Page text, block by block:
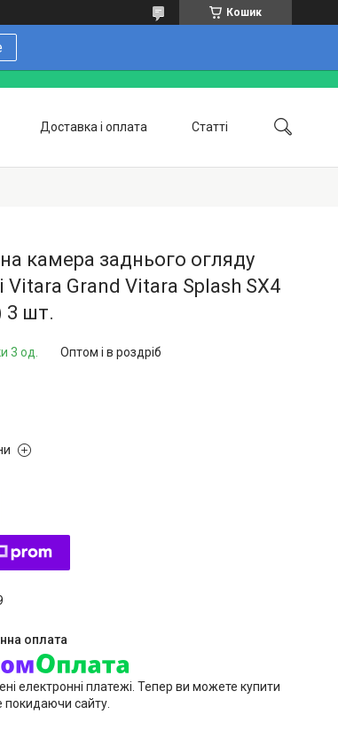
Кошик
Доставка і оплата Статті
нам в Telegram
камера заднього огляду
Vitara Grand Vitara Splash SX4
3 шт.
3 од.
Оптом і в роздріб
електронні платежі. Тепер ви можете купити
покидаючи сайту.